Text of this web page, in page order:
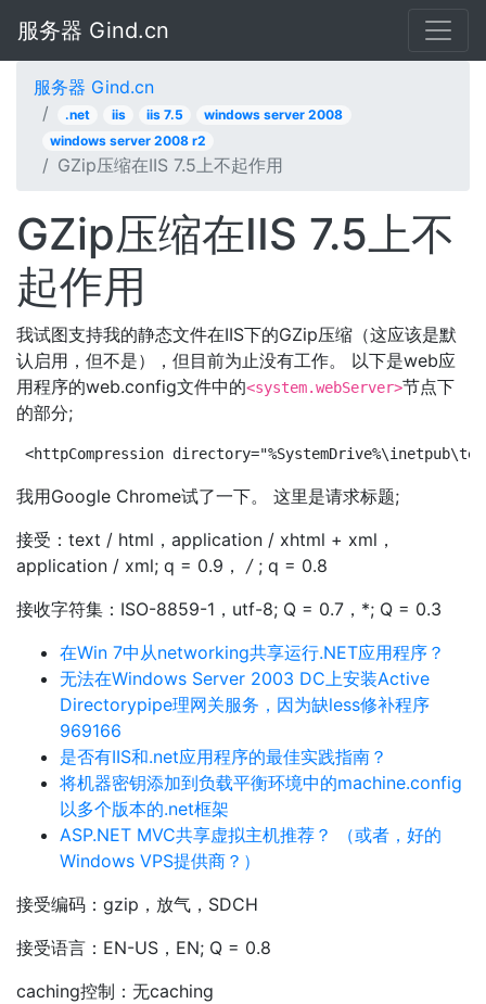
服务器 Gind.cn
服务器 Gind.cn
.net iis iis 7.5
windows server 2008
windows server 2008 r2
GZip压缩在IIS 7.5上不起作用
GZip压缩在IIS 7.5上不
起作用
我试图支持我的静态文件在IIS下的GZip压缩（这应该是默
认启用，但不是），但目前为止没有工作。 以下是web应
用程序的web.config文件中的<system.webServer>节点下
的部分;
<httpCompression
我用Google Chrome试了一下。 这里是请求标题;
接受：text / html，application / xhtml + xml，
application / xml; q = 0.9， /; q = 0.8
接收字符集：ISO-8859-1，utf-8; Q = 0.7，*; Q = 0.3
在Win 7中从networking共享运行.NET应用程序？
无法在Windows Server 2003 DC上安装Active
Directorypipe理网关服务，因为缺less修补程序
969166
是否有IIS和.net应用程序的最佳实践指南？
将机器密钥添加到负载平衡环境中的machine.config
以多个版本的.net框架
ASP.NET MVC共享虚拟主机推荐？ （或者，好的
Windows VPS提供商？）
接受编码：gzip，放气，SDCH
接受语言：EN-US，EN; Q = 0.8
caching控制：无caching